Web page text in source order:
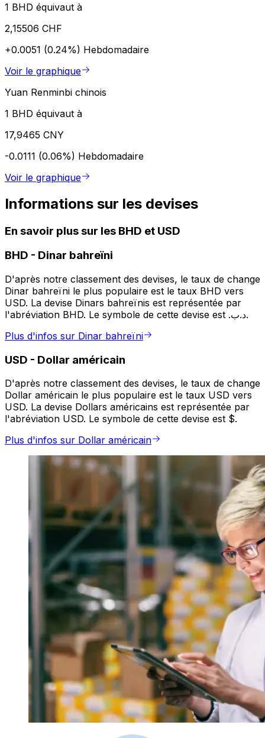
1 BHD équivaut à
2,15506 CHF
+0.0051 (0.24%) Hebdomadaire
Voir le graphique
Yuan Renminbi chinois
1 BHD équivaut à
17,9465 CNY
-0.0111 (0.06%) Hebdomadaire
Voir le graphique
Informations sur les devises
En savoir plus sur les BHD et USD
BHD - Dinar bahreïni
D'après notre classement des devises, le taux de change
Dinar bahreïni le plus populaire est le taux BHD vers
USD. La devise Dinars bahreïnis est représentée par
l'abréviation BHD. Le symbole de cette devise est .د.ب.
Plus d'infos sur Dinar bahreïni
USD - Dollar américain
D'après notre classement des devises, le taux de change
Dollar américain le plus populaire est le taux USD vers
USD. La devise Dollars américains est représentée par
l'abréviation USD. Le symbole de cette devise est $.
Plus d'infos sur Dollar américain